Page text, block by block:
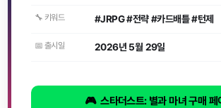
🔧 키워드 #JRPG #전략 #카드배틀 #턴제
📅 출시일 2026년 5월 29일
🎮 스타더스트: 별과 마녀 구매 페